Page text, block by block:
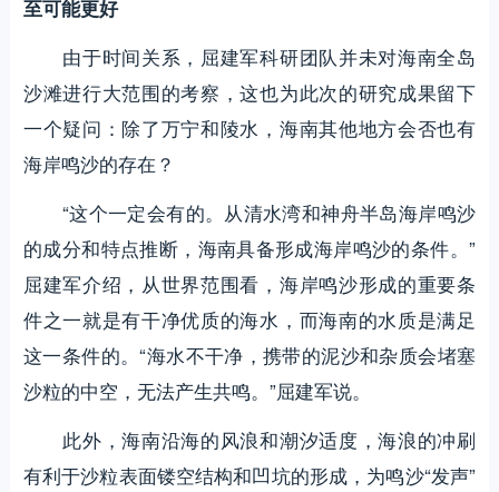
至可能更好
由于时间关系，屈建军科研团队并未对海南全岛
沙滩进行大范围的考察，这也为此次的研究成果留下
一个疑问：除了万宁和陵水，海南其他地方会否也有
海岸鸣沙的存在？
“这个一定会有的。从清水湾和神舟半岛海岸鸣沙
的成分和特点推断，海南具备形成海岸鸣沙的条件。”
屈建军介绍，从世界范围看，海岸鸣沙形成的重要条
件之一就是有干净优质的海水，而海南的水质是满足
这一条件的。“海水不干净，携带的泥沙和杂质会堵塞
沙粒的中空，无法产生共鸣。”屈建军说。
此外，海南沿海的风浪和潮汐适度，海浪的冲刷
有利于沙粒表面镂空结构和凹坑的形成，为鸣沙“发声”